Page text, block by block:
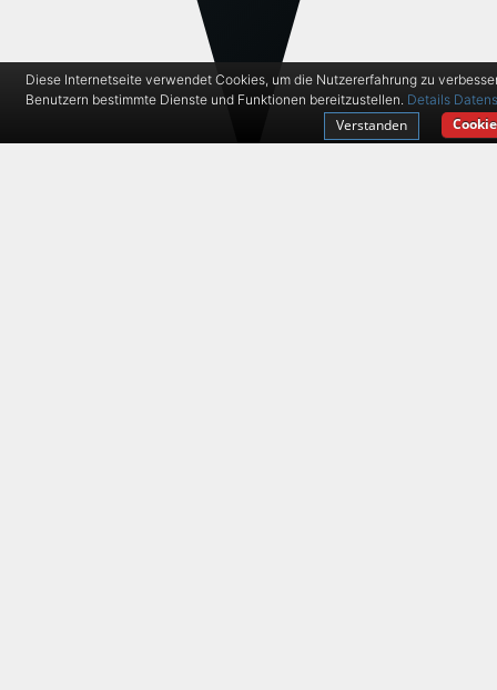
Diese Internetseite verwendet Cookies, um die Nutzererfahrung zu
Benutzern bestimmte Dienste und Funktionen bereitzustellen. Details
Verstanden